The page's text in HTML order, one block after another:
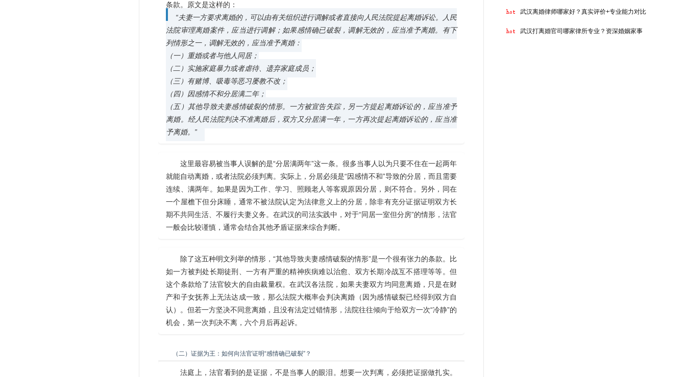
条款。原文是这样的：
“夫妻一方要求离婚的，可以由有关组织进行调解或者直接向人民法院提起离婚诉讼。人民
法院审理离婚案件，应当进行调解；如果感情确已破裂，调解无效的，应当准予离婚。有下
列情形之一，调解无效的，应当准予离婚：
（一）重婚或者与他人同居；
（二）实施家庭暴力或者虐待、遗弃家庭成员；
（三）有赌博、吸毒等恶习屡教不改；
（四）因感情不和分居满二年；
（五）其他导致夫妻感情破裂的情形。一方被宣告失踪，另一方提起离婚诉讼的，应当准予
离婚。经人民法院判决不准离婚后，双方又分居满一年，一方再次提起离婚诉讼的，应当准
予离婚。”
这里最容易被当事人误解的是“分居满两年”这一条。很多当事人以为只要不住在一起两年
就能自动离婚，或者法院必须判离。实际上，分居必须是“因感情不和”导致的分居，而且需要
连续、满两年。如果是因为工作、学习、照顾老人等客观原因分居，则不符合。另外，同在
一个屋檐下但分床睡，通常不被法院认定为法律意义上的分居，除非有充分证据证明双方长
期不共同生活、不履行夫妻义务。在武汉的司法实践中，对于“同居一室但分房”的情形，法官
一般会比较谨慎，通常会结合其他矛盾证据来综合判断。
除了这五种明文列举的情形，“其他导致夫妻感情破裂的情形”是一个很有张力的条款。比
如一方被判处长期徒刑、一方有严重的精神疾病难以治愈、双方长期冷战互不搭理等等。但
这个条款给了法官较大的自由裁量权。在武汉各法院，如果夫妻双方均同意离婚，只是在财
产和子女抚养上无法达成一致，那么法院大概率会判决离婚（因为感情破裂已经得到双方自
认）。但若一方坚决不同意离婚，且没有法定过错情形，法院往往倾向于给双方一次“冷静”的
机会，第一次判决不离，六个月后再起诉。
（二）证据为王：如何向法官证明“感情确已破裂”？
法庭上，法官看到的是证据，不是当事人的眼泪。想要一次判离，必须把证据做扎实。
武汉离婚律师哪家好？真实评价+专业能力对比
武汉打离婚官司哪家律所专业？资深婚姻家事